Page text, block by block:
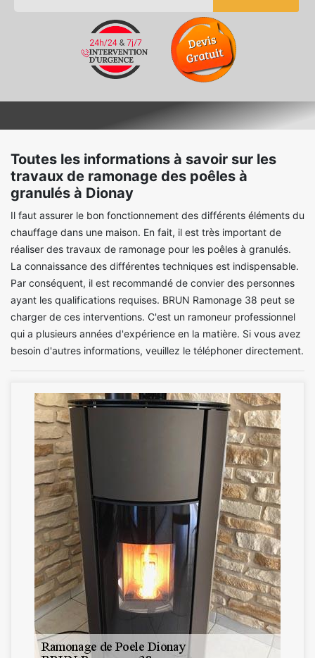
Toutes les informations à savoir sur les
travaux de ramonage des poêles à
granulés à Dionay
Il faut assurer le bon fonctionnement des différents éléments du
chauffage dans une maison. En fait, il est très important de
réaliser des travaux de ramonage pour les poêles à granulés.
La connaissance des différentes techniques est indispensable.
Par conséquent, il est recommandé de convier des personnes
ayant les qualifications requises. BRUN Ramonage 38 peut se
charger de ces interventions. C'est un ramoneur professionnel
qui a plusieurs années d'expérience en la matière. Si vous avez
besoin d'autres informations, veuillez le téléphoner directement.